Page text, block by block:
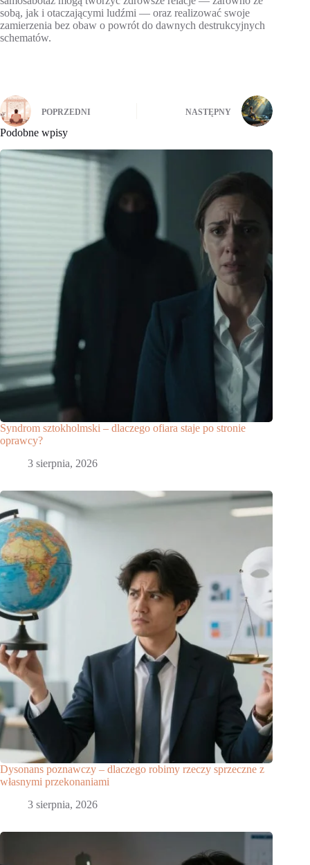
sobą, jak i otaczającymi ludźmi — oraz realizować swoje
zamierzenia bez obaw o powrót do dawnych destrukcyjnych
schematów.
POPRZEDNI NASTĘPNY
Podobne wpisy
Syndrom sztokholmski – dlaczego ofiara staje po stronie
oprawcy?
3 sierpnia, 2026
Dysonans poznawczy – dlaczego robimy rzeczy sprzeczne z
własnymi przekonaniami
3 sierpnia, 2026